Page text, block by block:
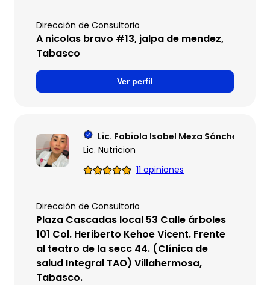
Dirección de Consultorio
A nicolas bravo #13, jalpa de mendez,
Tabasco
Ver perfil
Lic. Fabiola Isabel Meza Sánchez
Lic. Nutricion
11 opiniones
Dirección de Consultorio
Plaza Cascadas local 53 Calle árboles
101 Col. Heriberto Kehoe Vicent. Frente
al teatro de la secc 44. (Clínica de
salud Integral TAO) Villahermosa,
Tabasco.